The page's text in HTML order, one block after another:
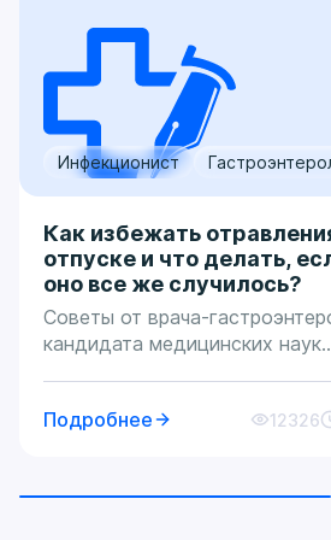
Инфекционист
Как избежать
отпуске и что делать,
оно все же случилось?
Советы от врача-
кандидата медицинских наук
расстройство пищеварения,
Бактерии: кишечная палочка,
Подробнее 12326